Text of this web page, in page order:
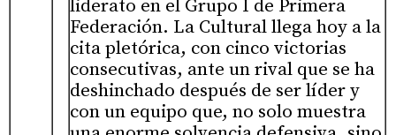
liderato en el Grupo I de Primera
Federación. La Cultural llega hoy a la
cita pletórica, con cinco victorias
consecutivas, ante un rival que se ha
deshinchado después de ser líder y
con un equipo que, no solo muestra